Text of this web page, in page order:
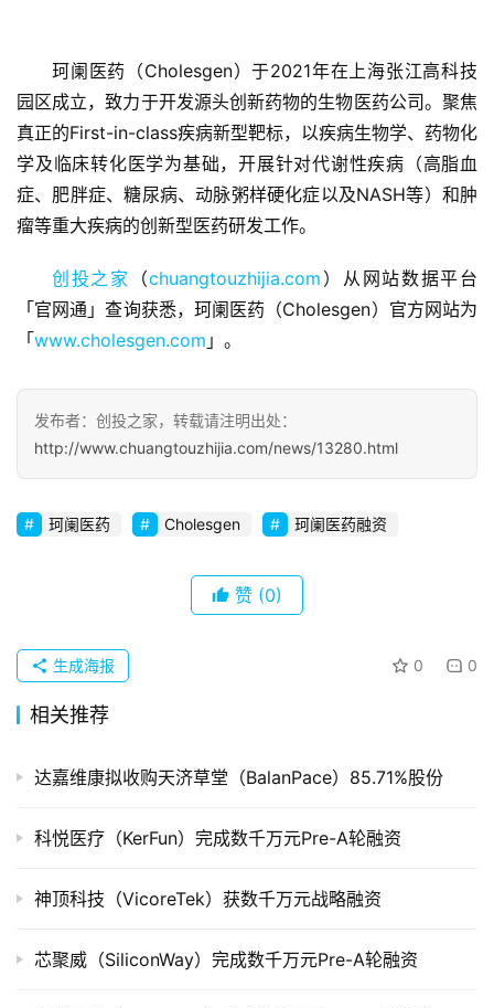
融
资
报
道
业
观
初
创
购
组
公
上
登录
投稿
珂阑医药（Cholesgen）于2021年在上海张江高科技
园区成立，致力于开发源头创新药物的生物医药公司。聚焦
真正的First-in-class疾病新型靶标，以疾病生物学、药物化
学及临床转化医学为基础，开展针对代谢性疾病（高脂血
症、肥胖症、糖尿病、动脉粥样硬化症以及NASH等）和肿
瘤等重大疾病的创新型医药研发工作。
创投之家 （chuangtouzhijia.com ）从网站数据平台
「官网通」查询获悉，珂阑医药（Cholesgen）官方网站为
「www.cholesgen.com 」。
发布者：创投之家，转载请注明出处：
http://www.chuangtouzhijia.com/news/13280.html
珂阑医药 Cholesgen 珂阑医药融资
赞 (0)
0 0
生成海报
相关推荐
达嘉维康拟收购天济草堂（BalanPace）85.71%股份
科悦医疗（KerFun）完成数千万元Pre-A轮融资
神顶科技（VicoreTek）获数千万元战略融资
芯聚威（SiliconWay）完成数千万元Pre-A轮融资